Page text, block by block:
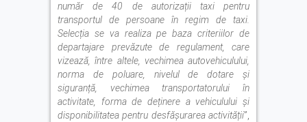
număr de 40 de autorizații taxi pentru
transportul de persoane în regim de taxi.
Selecția se va realiza pe baza criteriilor de
departajare prevăzute de regulament, care
vizează, între altele, vechimea autovehiculului,
norma de poluare, nivelul de dotare și
siguranță, vechimea transportatorului în
activitate, forma de deținere a vehiculului și
disponibilitatea pentru desfășurarea activității”,